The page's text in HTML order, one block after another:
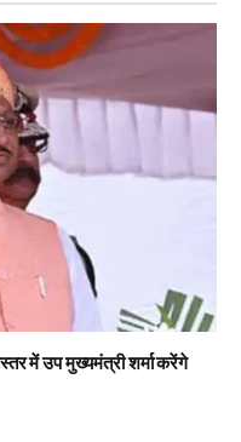
में उप मुख्यमंत्री शर्मा करेंगे